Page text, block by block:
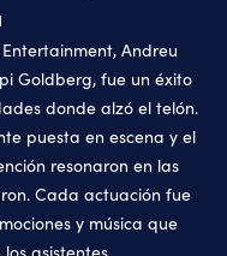
Andreu
Goldberg, fue un éxito
donde alzó el telón.
puesta en escena y el
resonaron en las
Cada actuación fue
y música que